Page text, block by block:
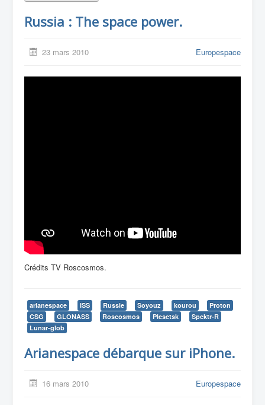
Russia : The space power.
23 mars 2010 Europespace
Crédits TV Roscosmos.
arianespace ISS Russie Soyouz kourou
Proton
CSG
GLONASS Roscosmos Plesetsk
Spektr-R
Lunar-glob
Arianespace débarque sur iPhone.
16 mars 2010 Europespace